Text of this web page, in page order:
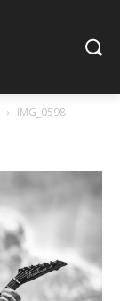
IMG_0598